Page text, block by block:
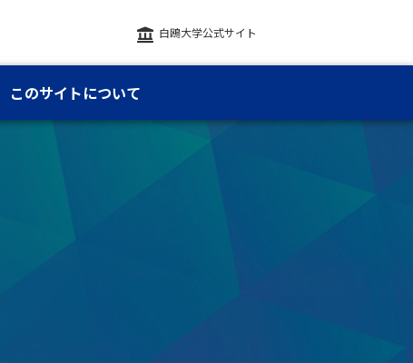
白鴎大学公式サイト
このサイトについて